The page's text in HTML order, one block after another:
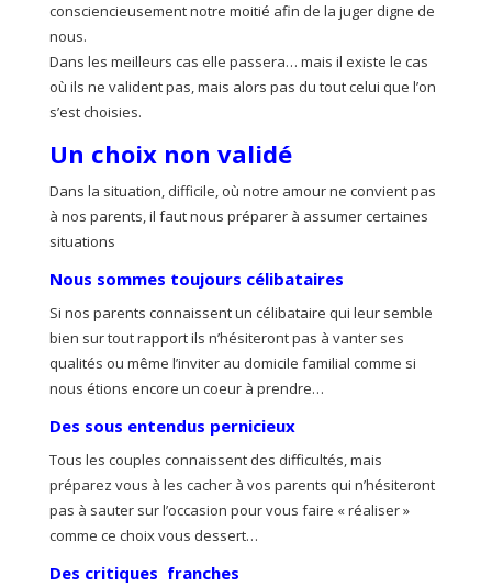
consciencieusement notre moitié afin de la juger digne de
nous.
Dans les meilleurs cas elle passera… mais il existe le cas
où ils ne valident pas, mais alors pas du tout celui que l’on
s’est choisies.
Un choix non validé
Dans la situation, difficile, où notre amour ne convient pas
à nos parents, il faut nous préparer à assumer certaines
situations
Nous sommes toujours célibataires
Si nos parents connaissent un célibataire qui leur semble
bien sur tout rapport ils n’hésiteront pas à vanter ses
qualités ou même l’inviter au domicile familial comme si
nous étions encore un coeur à prendre…
Des sous entendus pernicieux
Tous les couples connaissent des difficultés, mais
préparez vous à les cacher à vos parents qui n’hésiteront
pas à sauter sur l’occasion pour vous faire « réaliser »
comme ce choix vous dessert…
Des critiques franches